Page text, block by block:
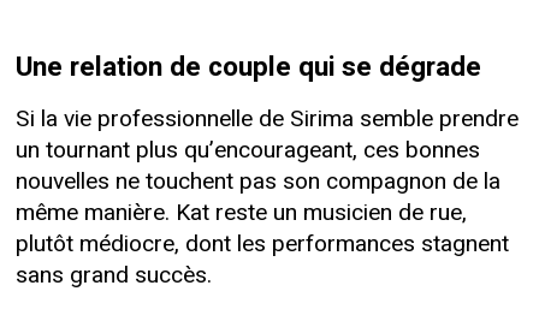
Une relation de couple qui se dégrade
Si la vie professionnelle de Sirima semble prendre
un tournant plus qu’encourageant, ces bonnes
nouvelles ne touchent pas son compagnon de la
même manière. Kat reste un musicien de rue,
plutôt médiocre, dont les performances stagnent
sans grand succès.